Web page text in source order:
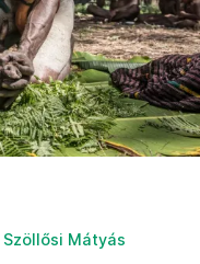
Szöllősi Mátyás